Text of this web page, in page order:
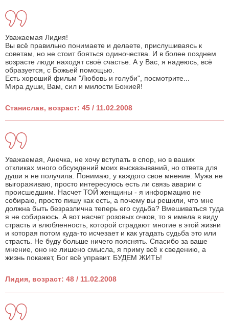
Уважаемая Лидия!
Вы всё правильно понимаете и делаете, прислушиваясь к
советам, но не стоит бояться одиночества. И в более позднем
возрасте люди находят своё счастье. А у Вас, я надеюсь, всё
образуется, с Божьей помощью.
Есть хороший фильм "Любовь и голуби", посмотрите...
Мира души, Вам, сил и милости Божией!
Станислав, возраст: 45 / 11.02.2008
Уважаемая, Анечка, не хочу вступать в спор, но в ваших
откликах много обсуждений моих высказываний, но ответа для
души я не получила. Понимаю, у каждого свое мнение. Мужа не
выгораживаю, просто интересуюсь есть ли связь аварии с
происшедшим. Насчет ТОЙ женщины - я информацию не
собираю, просто пишу как есть, а почему вы решили, что мне
должна быть безразлична теперь его судьба? Вмешиваться туда
я не собираюсь. А вот насчет розовых очков, то я имела в виду
страсть и влюбленность, которой страдают многие в этой жизни
и которая потом куда-то исчезает и как угадать судьба это или
страсть. Не буду больше ничего пояснять. Спасибо за ваше
мнение, оно не лишено смысла, я приму всё к сведению, а
жизнь покажет, Бог всё управит. БУДЕМ ЖИТЬ!
Лидия, возраст: 48 / 11.02.2008